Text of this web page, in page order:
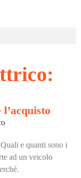
e quanti sono i
ad un veicolo